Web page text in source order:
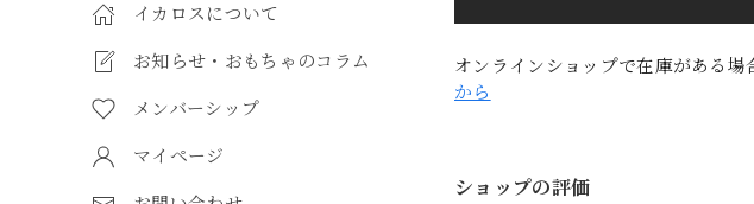
イカロスについて
お知らせ・おもちゃのコラム
メンバーシップ
マイページ
オンラインショップで在庫がある
から
ショップの評価